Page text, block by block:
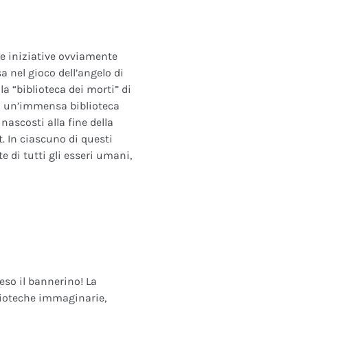
iniziative ovviamente
nel gioco dell’angelo di
“biblioteca dei morti” di
un’immensa biblioteca
alla fine della
In ciascuno di questi
di tutti gli esseri umani,
il bannerino! La
immaginarie,